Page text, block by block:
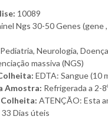
10089
Ngs 30-50 Genes (gene ,
Pediatria, Neurologia,
massiva (NGS)
EDTA: Sangue (10
Amostra: Refrigerada a 2-
ATENÇÃO: Esta
33 Dias úteis